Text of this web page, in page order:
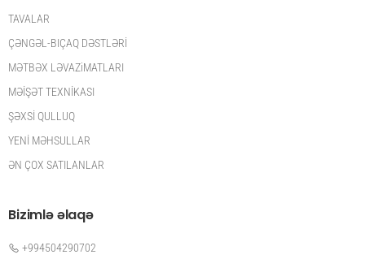
TAVALAR
ÇƏNGƏL-BIÇAQ DƏSTLƏRİ
MƏTBƏX LƏVAZiMATLARI
MƏİŞƏT TEXNİKASI
ŞƏXSİ QULLUQ
YENİ MƏHSULLAR
ƏN ÇOX SATILANLAR
Bizimlə əlaqə
+994504290702